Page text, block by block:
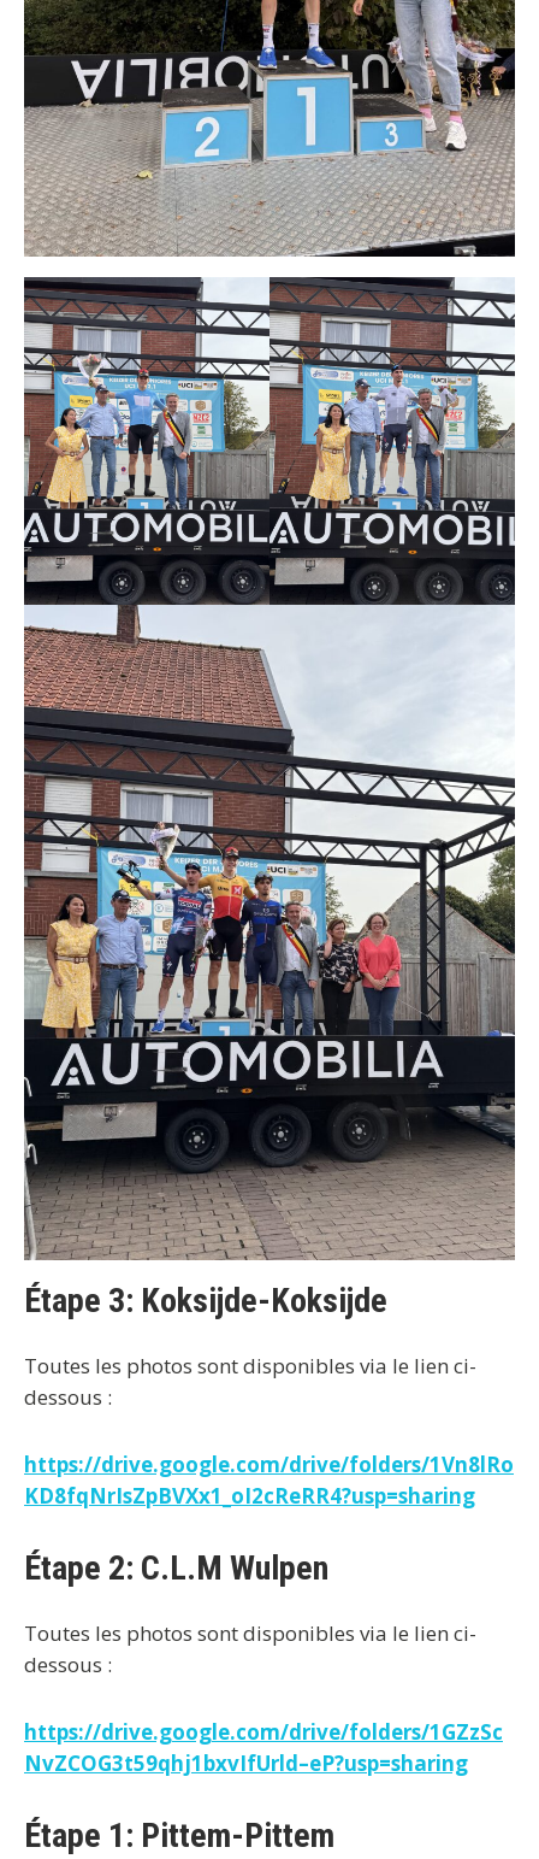
Étape 3: Koksijde-Koksijde
Toutes les photos sont disponibles via le lien ci-
dessous :
https://drive.google.com/drive/folders/1Vn8lRo
KD8fqNrIsZpBVXx1_oI2cReRR4?usp=sharing
Étape 2: C.L.M Wulpen
Toutes les photos sont disponibles via le lien ci-
dessous :
https://drive.google.com/drive/folders/1GZzSc
NvZCOG3t59qhj1bxvIfUrld–eP?usp=sharing
Étape 1: Pittem-Pittem